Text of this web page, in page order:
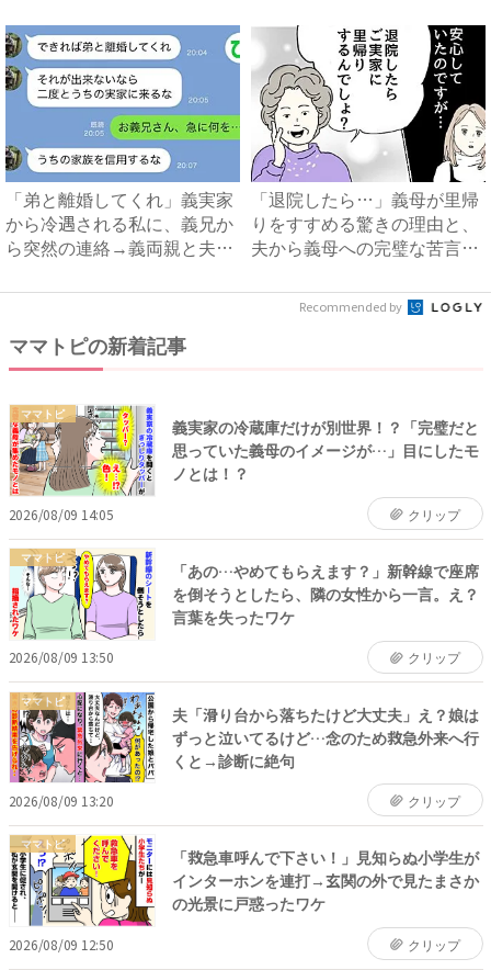
「弟と離婚してくれ」義実家
から冷遇される私に、義兄か
ら突然の連絡→義両親と夫が
「退院したら…」義母が里帰
りをすすめる驚きの理由と、
夫から義母への完璧な苦言
Recommended by
ママトピの新着記事
ママトピ
義実家の冷蔵庫だけが別世界！？「完璧だと
思っていた義母のイメージが…」目にしたモ
ノとは！？
2026/08/09 14:05 クリップ
ママトピ
「あの…やめてもらえます？」新幹線で座席
を倒そうとしたら、隣の女性から一言。え？
言葉を失ったワケ
2026/08/09 13:50 クリップ
ママトピ
夫「滑り台から落ちたけど大丈夫」え？娘は
ずっと泣いてるけど…念のため救急外来へ行
くと→診断に絶句
2026/08/09 13:20 クリップ
ママトピ
「救急車呼んで下さい！」見知らぬ小学生が
インターホンを連打→玄関の外で見たまさか
の光景に戸惑ったワケ
2026/08/09 12:50 クリップ